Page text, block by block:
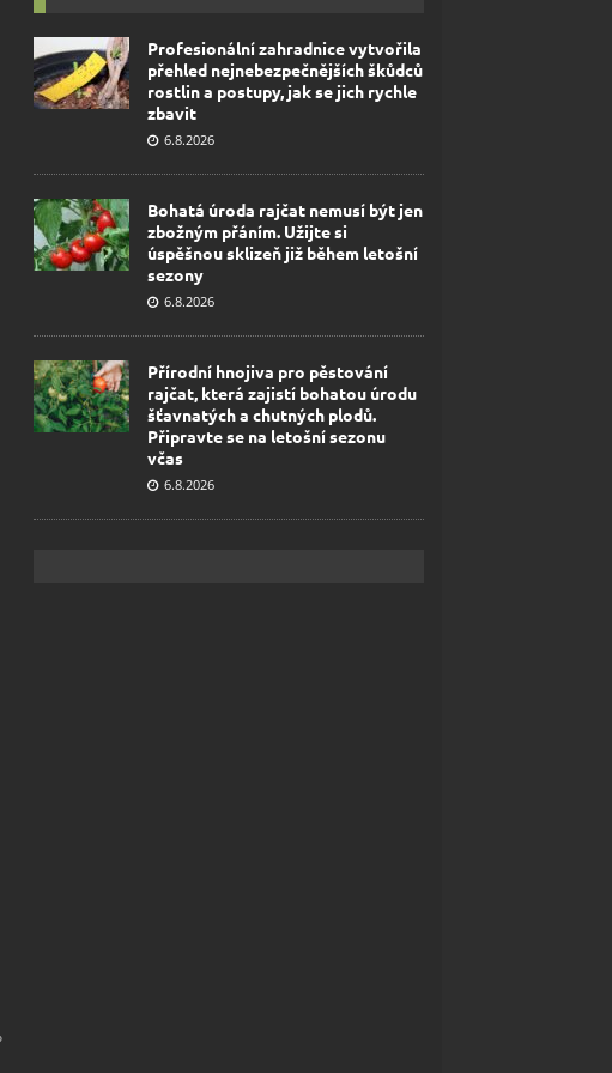
Profesionální zahradnice vytvořila
přehled nejnebezpečnějších škůdců
rostlin a postupy, jak se jich rychle
zbavit
6.8.2026
Bohatá úroda rajčat nemusí být jen
zbožným přáním. Užijte si
úspěšnou sklizeň již během letošní
sezony
6.8.2026
Přírodní hnojiva pro pěstování
rajčat, která zajistí bohatou úrodu
šťavnatých a chutných plodů.
Připravte se na letošní sezonu
včas
6.8.2026